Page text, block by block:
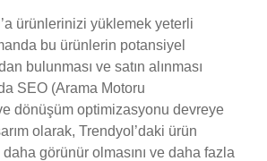
ürünlerinizi yüklemek yeterli
bu ürünlerin potansiyel
bulunması ve satın alınması
SEO (Arama Motoru
dönüşüm optimizasyonu devreye
olarak, Trendyol’daki ürün
görünür olmasını ve daha fazla